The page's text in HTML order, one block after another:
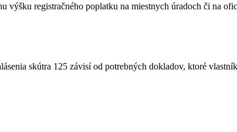
registračného poplatku na miestnych úradoch či na
skútra 125 závisí od potrebných dokladov, ktoré